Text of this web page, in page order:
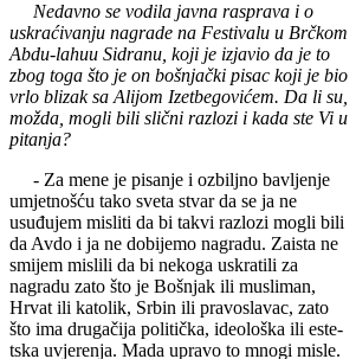
Nedavno se vodila ja­vna rasprava i o
uskraćivanju nagrade na Fe­stivalu u Brčkom
Abdu-lahuu Sidranu, koji je izjavio da je to
zbog toga što je on bošnjački pisac koji je bio
vrlo blizak sa Alijom Izetbegovićem. Da li su,
možda, mogli bili slični razlozi i kada ste Vi u
pitanja?
- Za mene je pisanje i ozbiljno bavljenje
umje­tnošću tako sveta stvar da se ja ne
usuđujem misliti da bi takvi razlozi mogli bili
da Avdo i ja ne dobije­mo nagradu. Zaista ne
smijem mislili da bi neko­ga uskratili za
nagradu za­to što je Bošnjak ili musli­man,
Hrvat ili katolik, Sr­bin ili pravoslavac, zato
što ima drugačija poli­tička, ideološka ili este­
tska uvjerenja. Mada upr­avo to mnogi misle.